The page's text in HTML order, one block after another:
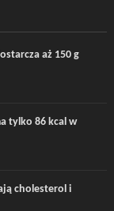
aż 150 g
tylko 86 kcal w
cholesterol i